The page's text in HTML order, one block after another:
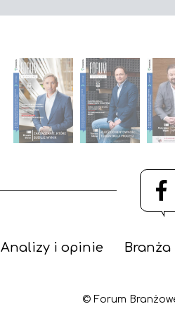
Analizy i opinie Branża
© Forum